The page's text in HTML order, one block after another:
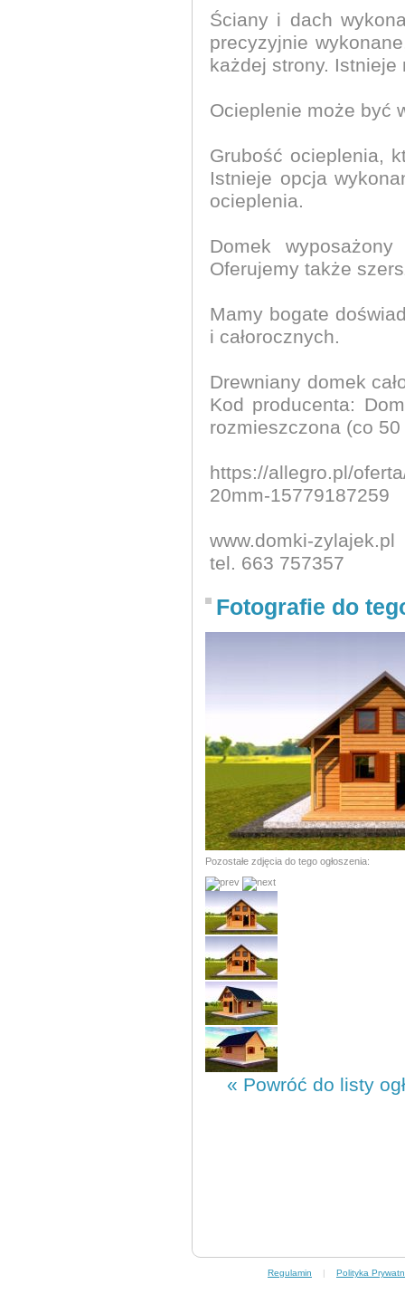
Ściany i dach
precyzyjnie
każdej strony.
Ocieplenie może być
Grubość ocieplenia,
Istnieje opcja
ocieplenia.
Domek
Oferujemy także
Mamy bogate
i całorocznych.
Drewniany domek
Kod producenta:
rozmieszczona (co
https://allegro.pl/
20mm-15779187259
www.domki-zylajek.pl
tel. 663 757357
Fotografie do
Pozostałe zdjęcia do tego ogłoszenia:
« Powróć do listy
Regulamin | Polityka